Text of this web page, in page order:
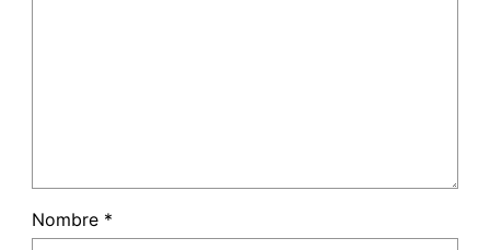
Nombre *